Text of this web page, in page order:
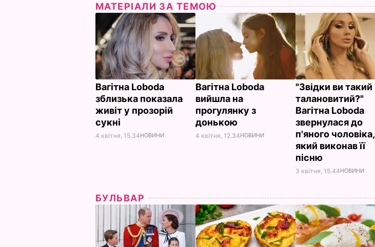
МАТЕРІАЛИ ЗА ТЕМОЮ
Вагітна Loboda
зблизька показала
живіт у прозорій
сукні
4 квітня, 15.34НОВИНИ
Вагітна Loboda
вийшла на
прогулянку з
донькою
4 квітня, 12.34НОВИНИ
"Звідки ви такий
талановитий?"
Вагітна Loboda
звернулася до
п'яного чоловіка,
який виконав її
пісню
3 квітня, 15.44НОВИНИ
БУЛЬВАР